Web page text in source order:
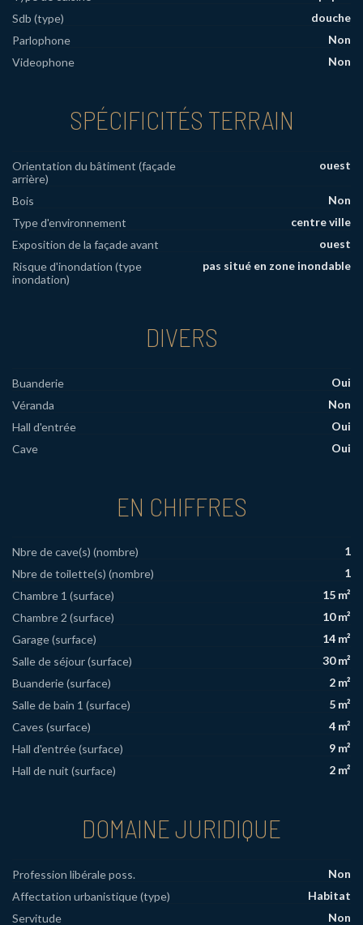
Sdb (type)
douche
Parlophone
Non
Videophone
Non
SPÉCIFICITÉS TERRAIN
Orientation du bâtiment (façade
arrière)
ouest
Bois
Non
Type d'environnement
centre ville
Exposition de la façade avant
ouest
Risque d'inondation (type
inondation)
pas situé en zone inondable
DIVERS
Buanderie
Oui
Véranda
Non
Hall d'entrée
Oui
Cave
Oui
EN CHIFFRES
Nbre de cave(s) (nombre)
1
Nbre de toilette(s) (nombre)
1
Chambre 1 (surface)
15 m²
Chambre 2 (surface)
10 m²
Garage (surface)
14 m²
Salle de séjour (surface)
30 m²
Buanderie (surface)
2 m²
Salle de bain 1 (surface)
5 m²
Caves (surface)
4 m²
Hall d'entrée (surface)
9 m²
Hall de nuit (surface)
2 m²
DOMAINE JURIDIQUE
Profession libérale poss.
Non
Affectation urbanistique (type)
Habitat
Servitude
Non